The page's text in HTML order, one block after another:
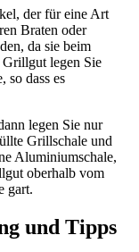
der für eine Art
Braten oder
da sie beim
legen Sie
so dass es
legen Sie nur
Grillschale und
Aluminiumschale,
oberhalb vom
gart.
und Tipps